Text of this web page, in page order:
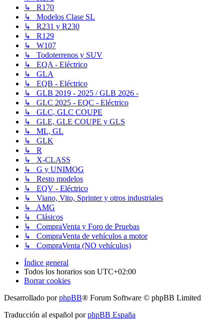
↳ R170
↳ Modelos Clase SL
↳ R231 y R230
↳ R129
↳ W107
↳ Todoterrenos y SUV
↳ EQA - Eléctrico
↳ GLA
↳ EQB - Eléctrico
↳ GLB 2019 - 2025 / GLB 2026 -
↳ GLC 2025 - EQC - Eléctrico
↳ GLC, GLC COUPE
↳ GLE, GLE COUPE y GLS
↳ ML, GL
↳ GLK
↳ R
↳ X-CLASS
↳ G y UNIMOG
↳ Resto modelos
↳ EQV - Eléctrico
↳ Viano, Vito, Sprinter y otros industriales
↳ AMG
↳ Clásicos
↳ CompraVenta y Foro de Pruebas
↳ CompraVenta de vehículos a motor
↳ CompraVenta (NO vehículos)
Índice general
Todos los horarios son UTC+02:00
Borrar cookies
Desarrollado porphpBB® Forum Software © phpBB Limited
Traducción al español porphpBB España